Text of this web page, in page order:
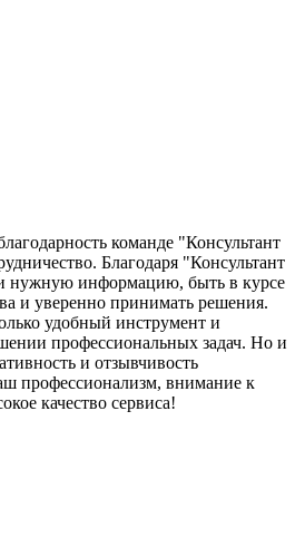
команде "Консультант
Благодаря "Консультант
нужную информацию, быть в курсе
и уверенно принимать решения.
удобный инструмент и
профессиональных задач. Но и
и отзывчивость
профессионализм, внимание к
качество сервиса!